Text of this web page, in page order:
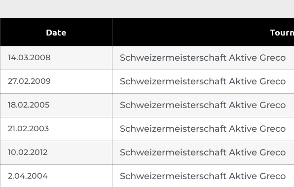
Date
14.03.2008 Schweizermeisterschaft Aktive Greco
27.02.2009 Schweizermeisterschaft Aktive Greco
18.02.2005 Schweizermeisterschaft Aktive Greco
21.02.2003 Schweizermeisterschaft Aktive Greco
10.02.2012 Schweizermeisterschaft Aktive Greco
2.04.2004 Schweizermeisterschaft Aktive Greco